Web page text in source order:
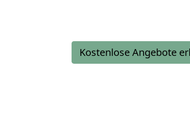
Kostenlose Angebote